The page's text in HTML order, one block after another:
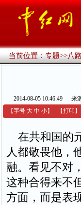
当前位置：专题>>八
2014-08-05 10:46:49 来
【字号 大 中 小】 【打印 】
在共和国的
人都敬畏他，
融。看见不对
这种合得来不
方面，而是表